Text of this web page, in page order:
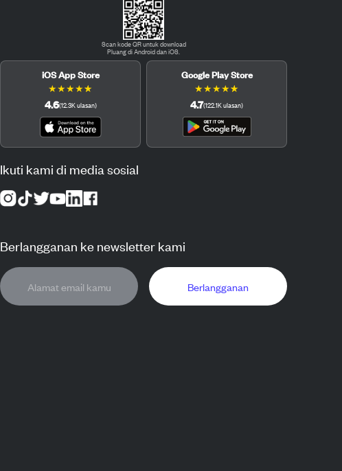
Scan kode QR untuk download
Pluang di Android dan iOS.
iOS App Store
★★★★★
4.6(12.3Kulasan)
Google Play Store
★★★★★
4.7(122.1Kulasan)
Ikuti kami di media sosial
Berlangganan ke newsletter kami
Berlangganan